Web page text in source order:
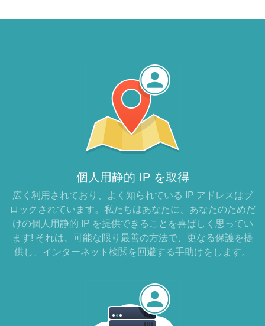
個人用静的 IP を取得
広く利用されており、よく知られている IP アドレスはブ
ロックされています。私たちはあなたに、あなたのためだ
けの個人用静的 IP を提供できることを喜ばしく思ってい
ます! それは、可能な限り最善の方法で、更なる保護を提
供し、インターネット検閲を回避する手助けをします。